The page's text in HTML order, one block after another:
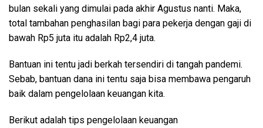
bulan sekali yang dimulai pada akhir Agustus nanti. Maka,
total tambahan penghasilan bagi para pekerja dengan gaji di
bawah Rp5 juta itu adalah Rp2,4 juta.
Bantuan ini tentu jadi berkah tersendiri di tangah pandemi.
Sebab, bantuan dana ini tentu saja bisa membawa pengaruh
baik dalam pengelolaan keuangan kita.
Berikut adalah tips pengelolaan keuangan